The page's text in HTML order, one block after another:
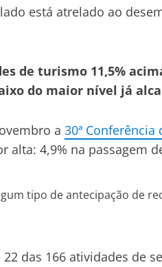
está atrelado ao
de turismo 11,5%
do maior nível já
a 30ª
alta: 4,9% na passagem
tipo de antecipação de
das 166 atividades de